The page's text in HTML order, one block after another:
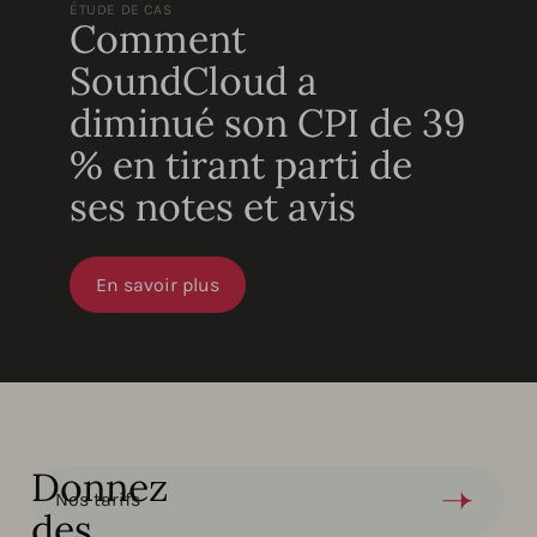
ÉTUDE DE CAS
Comment
SoundCloud a
diminué son CPI de 39
% en tirant parti de
ses notes et avis
En savoir plus
Nos tarifs
Donnez